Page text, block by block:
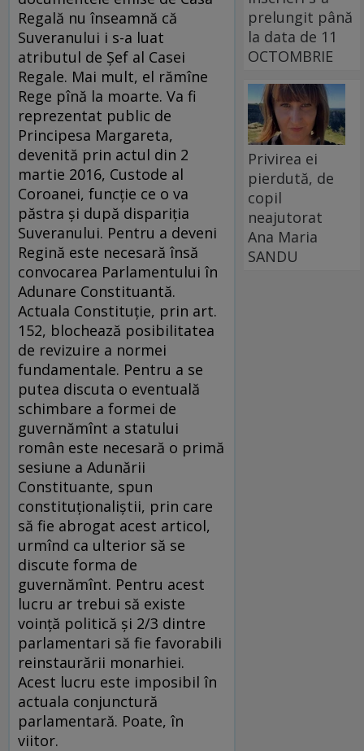
Regală nu înseamnă că
Suveranului i s-a luat
atributul de Şef al Casei
Regale. Mai mult, el rămîne
Rege pînă la moarte. Va fi
reprezentat public de
Principesa Margareta,
devenită prin actul din 2
martie 2016, Custode al
Coroanei, funcţie ce o va
păstra şi după dispariţia
Suveranului. Pentru a deveni
Regină este necesară însă
convocarea Parlamentului în
Adunare Constituantă.
Actuala Constituţie, prin art.
152, blochează posibilitatea
de revizuire a normei
fundamentale. Pentru a se
putea discuta o eventuală
schimbare a formei de
guvernămînt a statului
român este necesară o primă
sesiune a Adunării
Constituante, spun
constituţionaliştii, prin care
să fie abrogat acest articol,
urmînd ca ulterior să se
discute forma de
guvernămînt. Pentru acest
lucru ar trebui să existe
voinţă politică şi 2/3 dintre
parlamentari să fie favorabili
reinstaurării monarhiei.
Acest lucru este imposibil în
actuala conjunctură
parlamentară. Poate, în
viitor.
prelungit până
la data de 11
OCTOMBRIE
Privirea ei
pierdută, de
copil
neajutorat
Ana Maria
SANDU